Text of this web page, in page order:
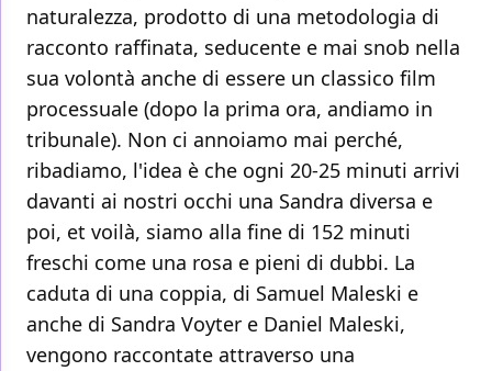
naturalezza, prodotto di una metodologia di
racconto raffinata, seducente e mai snob nella
sua volontà anche di essere un classico film
processuale (dopo la prima ora, andiamo in
tribunale). Non ci annoiamo mai perché,
ribadiamo, l'idea è che ogni 20-25 minuti arrivi
davanti ai nostri occhi una Sandra diversa e
poi, et voilà, siamo alla fine di 152 minuti
freschi come una rosa e pieni di dubbi. La
caduta di una coppia, di Samuel Maleski e
anche di Sandra Voyter e Daniel Maleski,
vengono raccontate attraverso una